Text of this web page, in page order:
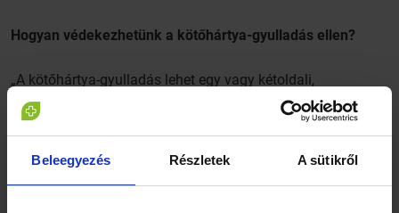
Beleegyezés Részletek A sütikről
Hogyan védekezhetünk a kötőhártya-gyulladás ellen?
„A kötőhártya-gyulladás lehet egy vagy kétoldali,
legjellemzőbb tünetei közé tartozik a szemvörösség,
szemhéjak összeragadása, szemhéjduzzanat, idegentest-
vagy nyomásérzés, fényérzékenység, könnyezés. A
betegséget okozhatja fertőzés, de akár allergia, állandó
irritáció (füst, por) is. Ez az úgynevezett nem fertőzéses
kötőhártya-gyulladás, amely esetében a tünetekhez